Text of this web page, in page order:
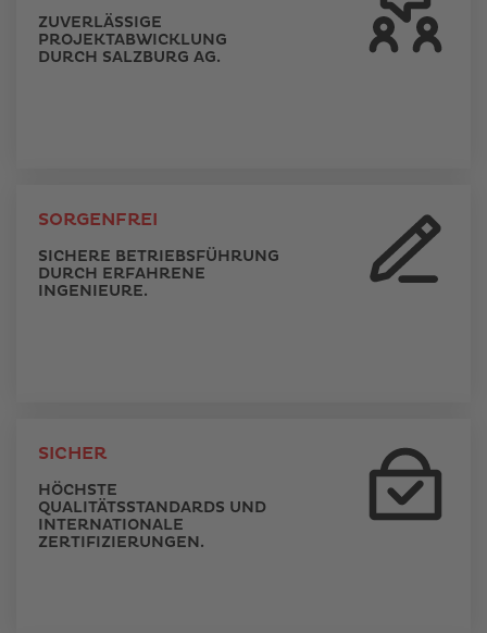
ZUVERLÄSSIGE
PROJEKTABWICKLUNG
DURCH SALZBURG AG.
SORGENFREI
SICHERE BETRIEBSFÜHRUNG
DURCH ERFAHRENE
INGENIEURE.
SICHER
HÖCHSTE
QUALITÄTSSTANDARDS UND
INTERNATIONALE
ZERTIFIZIERUNGEN.